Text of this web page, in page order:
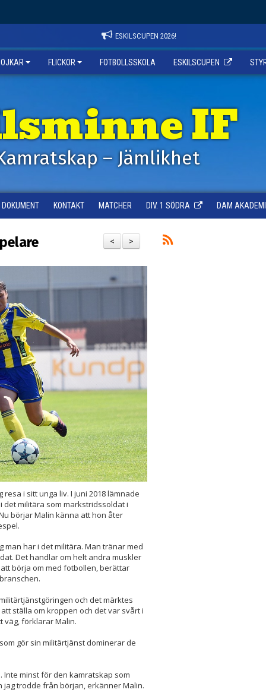
ESKILSCUPEN 2026!
FLICKOR FOTBOLLSSKOLA ESKILSCUPEN
IF
– Jämlikhet
DOKUMENT KONTAKT MATCHER DIV. 1 SÖDRA DAM
>
<
i sitt unga liv. I juni 2018 lämnade
det militära som markstridssoldat i
börjar Malin känna att hon åter
har i det militära. Man tränar med
Det handlar om helt andra muskler
börja om med fotbollen, berättar
och det märktes
ställa om kroppen och det var svårt i
väg, förklarar Malin.
gör sin militärtjänst dominerar de
Inte minst för den kamratskap som
jag trodde från början, erkänner Malin.